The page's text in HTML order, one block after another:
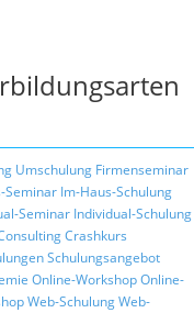
Umschulung Firmenseminar
Seminar Im-Haus-Schulung
Seminar Individual-Schulung
Crashkurs
Schulungsangebot
Online-WorkshopOnline-
Web-SchulungWeb-